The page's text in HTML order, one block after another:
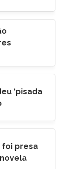
‘pisada
foi presa